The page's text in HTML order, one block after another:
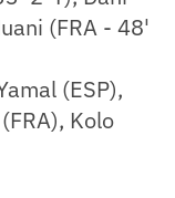
(FRA - 48'
(ESP),
Kolo